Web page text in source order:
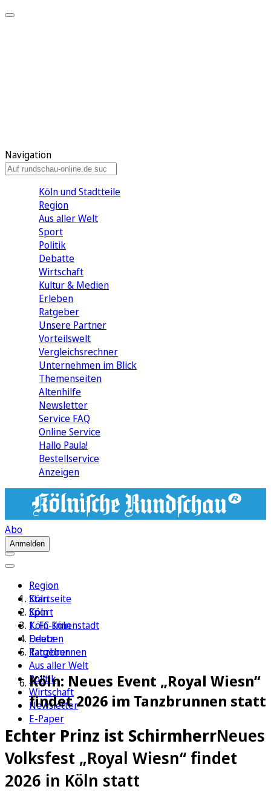
Navigation
Köln und Stadtteile
Region
Aus aller Welt
Sport
Politik
Debatte
Wirtschaft
Kultur & Medien
Erleben
Ratgeber
Unsere Partner
Vorteilswelt
Vergleichsrechner
Unternehmen im Blick
Themenseiten
Altenhilfe
Newsletter
Service FAQ
Online Service
Hallo Paula!
Bestellservice
Anzeigen
Abo
Anmelden
Region
Köln
Sport
1. FC Köln
Erleben
Ratgeber
Aus aller Welt
Politik
Wirtschaft
Newsletter
E-Paper
Startseite
Köln
Köln-Innenstadt
Deutz
Tanzbrunnen
Köln: Neues Event „Royal Wiesn“
findet 2026 im Tanzbrunnen statt
Echter Prinz ist SchirmherrNeues
Volksfest „Royal Wiesn“ findet
2026 in Köln statt